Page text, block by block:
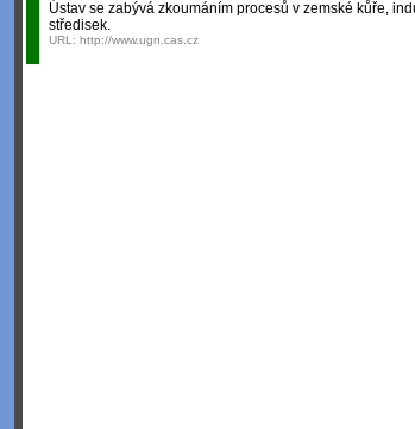
Ústav se zabývá zkoumáním procesů v zemské kůře,
středisek.
URL: http://www.ugn.cas.cz